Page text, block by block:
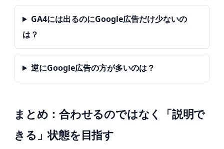
GA4には出るのにGoogle広告だけ少ないの
は？
逆にGoogle広告の方が多いのは？
まとめ：合わせるのではなく「説明で
きる」状態を目指す